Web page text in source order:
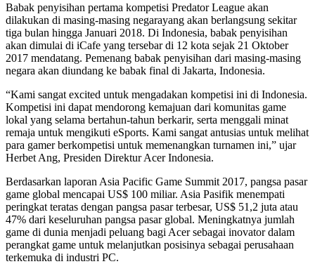
Babak penyisihan pertama kompetisi Predator League akan
dilakukan di masing-masing negarayang akan berlangsung sekitar
tiga bulan hingga Januari 2018. Di Indonesia, babak penyisihan
akan dimulai di iCafe yang tersebar di 12 kota sejak 21 Oktober
2017 mendatang. Pemenang babak penyisihan dari masing-masing
negara akan diundang ke babak final di Jakarta, Indonesia.
“Kami sangat excited untuk mengadakan kompetisi ini di Indonesia.
Kompetisi ini dapat mendorong kemajuan dari komunitas game
lokal yang selama bertahun-tahun berkarir, serta menggali minat
remaja untuk mengikuti eSports. Kami sangat antusias untuk melihat
para gamer berkompetisi untuk memenangkan turnamen ini,” ujar
Herbet Ang, Presiden Direktur Acer Indonesia.
Berdasarkan laporan Asia Pacific Game Summit 2017, pangsa pasar
game global mencapai US$ 100 miliar. Asia Pasifik menempati
peringkat teratas dengan pangsa pasar terbesar, US$ 51,2 juta atau
47% dari keseluruhan pangsa pasar global. Meningkatnya jumlah
game di dunia menjadi peluang bagi Acer sebagai inovator dalam
perangkat game untuk melanjutkan posisinya sebagai perusahaan
terkemuka di industri PC.